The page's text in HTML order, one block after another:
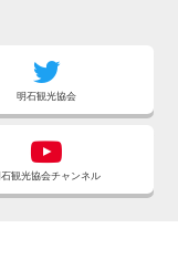
明石観光協会
観光協会チャンネル